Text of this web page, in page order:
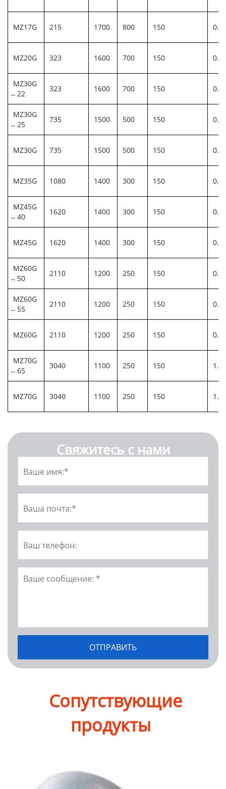
MZ17G 215 1700 800 150 0.
MZ20G 323 1600 700 150 0.
MZ30G
̶ 22
323 1600 700 150 0.
MZ30G
̶ 25
735 1500 500 150 0.
MZ30G 735 1500 500 150 0.
MZ35G 1080 1400 300 150 0.
MZ45G
̶ 40
1620 1400 300 150 0.
MZ45G 1620 1400 300 150 0.
MZ60G
̶ 50
2110 1200 250 150 0.
MZ60G
̶ 55
2110 1200 250 150 0.
MZ60G 2110 1200 250 150 0.
MZ70G
̶ 65
3040 1100 250 150 1.
MZ70G 3040 1100 250 150 1.
Свяжитесь с нами
Сопутствующие
продукты